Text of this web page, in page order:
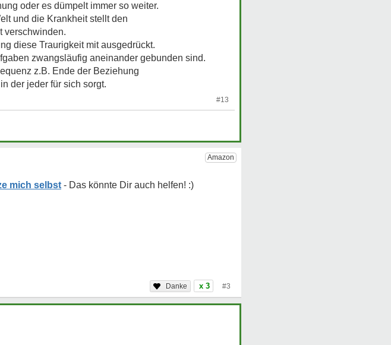
oder es dümpelt immer so weiter.
und die Krankheit stellt den
verschwinden.
diese Traurigkeit mit ausgedrückt.
zwangsläufig aneinander gebunden sind.
z.B. Ende der Beziehung
der jeder für sich sorgt.
#13
mich selbst
x 3 #3